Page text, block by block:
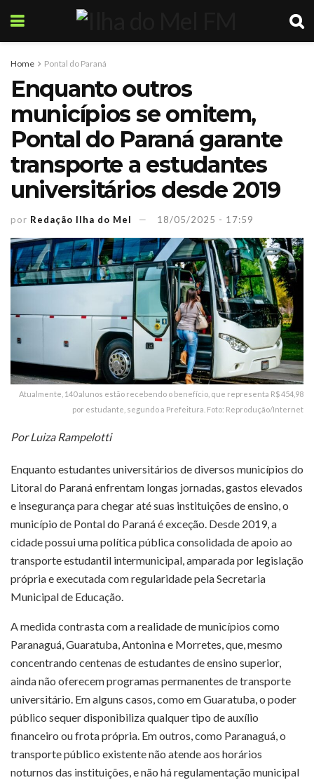
Home Pontal do Paraná
Enquanto outros
municípios se omitem,
Pontal do Paraná garante
transporte a estudantes
universitários desde 2019
por Redação Ilha do Mel 18/05/2025 - 17:59
Atualmente, 140 alunos estão recebendo o benefício, que representa R$ 454,98
por estudante, segundo a Prefeitura. Foto: Reprodução/Internet
Por Luiza Rampelotti
Enquanto estudantes universitários de diversos municípios do
Litoral do Paraná enfrentam longas jornadas, gastos elevados
e insegurança para chegar até suas instituições de ensino, o
município de Pontal do Paraná é exceção. Desde 2019, a
cidade possui uma política pública consolidada de apoio ao
transporte estudantil intermunicipal, amparada por legislação
própria e executada com regularidade pela Secretaria
Municipal de Educação.
A medida contrasta com a realidade de municípios como
Paranaguá, Guaratuba, Antonina e Morretes, que, mesmo
concentrando centenas de estudantes de ensino superior,
ainda não oferecem programas permanentes de transporte
universitário. Em alguns casos, como em Guaratuba, o poder
público sequer disponibiliza qualquer tipo de auxílio
financeiro ou frota própria. Em outros, como Paranaguá, o
transporte público existente não atende aos horários
noturnos das instituições, e não há regulamentação municipal